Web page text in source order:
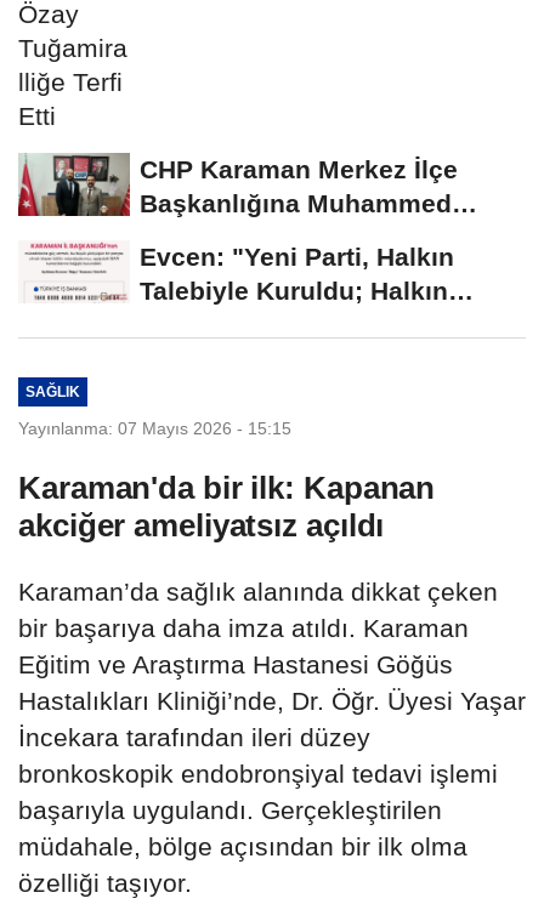
CHP Karaman Merkez İlçe
Başkanlığına Muhammed
Evcen: "Yeni Parti, Halkın
Talebiyle Kuruldu; Halkın
SAĞLIK
Yayınlanma: 07 Mayıs 2026 - 15:15
Karaman'da bir ilk: Kapanan
akciğer ameliyatsız açıldı
Karaman’da sağlık alanında dikkat çeken
bir başarıya daha imza atıldı. Karaman
Eğitim ve Araştırma Hastanesi Göğüs
Hastalıkları Kliniği’nde, Dr. Öğr. Üyesi Yaşar
İncekara tarafından ileri düzey
bronkoskopik endobronşiyal tedavi işlemi
başarıyla uygulandı. Gerçekleştirilen
müdahale, bölge açısından bir ilk olma
özelliği taşıyor.